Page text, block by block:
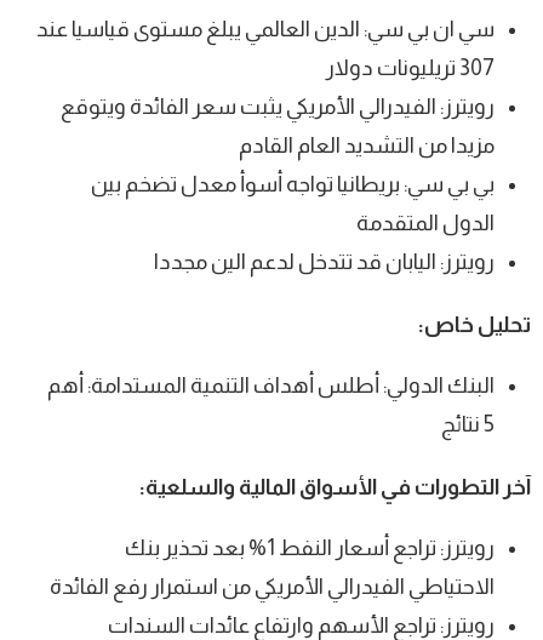
سي ان بي سي: الدين العالمي يبلغ مستوى قياسيا عند
307 تريليونات دولار
رويترز: الفيدرالي الأمريكي يثبت سعر الفائدة ويتوقع
مزيدا من التشديد العام القادم
بي بي سي: بريطانيا تواجه أسوأ معدل تضخم بين
الدول المتقدمة
رويترز: اليابان قد تتدخل لدعم الين مجددا
تحليل خاص:
البنك الدولي: أطلس أهداف التنمية المستدامة: أهم
5 نتائج
آخر التطورات في الأسواق المالية والسلعية:
رويترز: تراجع أسعار النفط 1% بعد تحذير بنك
الاحتياطي الفيدرالي الأمريكي من استمرار رفع الفائدة
رويترز: تراجع الأسهم وارتفاع عائدات السندات